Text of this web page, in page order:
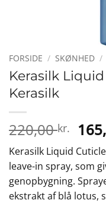
FORSIDE / SKØNHED /
Kerasilk
Kerasilk
220,00kr. Den
pris
var:
Kerasilk Liquid
leave-in spray, som
genopbygning.
ekstrakt af blå lotus,